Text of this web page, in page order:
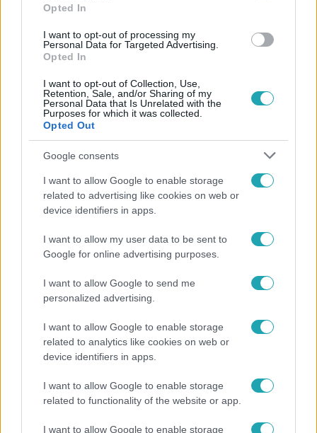
Opted In
I want to opt-out of processing my
Personal Data for Targeted Advertising.
Opted In
I want to opt-out of Collection, Use,
Retention, Sale, and/or Sharing of my
Personal Data that Is Unrelated with the
Purposes for which it was collected.
Opted Out
Google consents
I want to allow Google to enable storage
related to advertising like cookies on web or
device identifiers in apps.
I want to allow my user data to be sent to
Google for online advertising purposes.
I want to allow Google to send me
personalized advertising.
I want to allow Google to enable storage
related to analytics like cookies on web or
device identifiers in apps.
I want to allow Google to enable storage
related to functionality of the website or app.
I want to allow Google to enable storage
Átírta a Magyarországra érkező turisták